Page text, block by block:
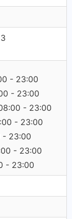
- 23:00
- 23:00
- 23:00
- 23:00
- 23:00
- 23:00
- 23:00